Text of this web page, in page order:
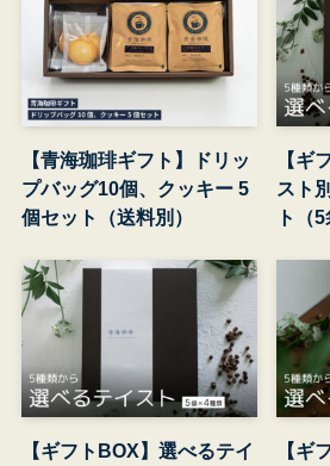
【青海珈琲ギフト】ドリッ
プバッグ10個、クッキー 5
個セット（送料別）
【ギ
スト
ト（
【ギフトBOX】選べるテイ
【ギ